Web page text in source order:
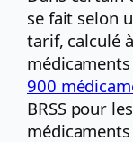
se fait selon
tarif, calculé
900
BRSS pour
médicaments